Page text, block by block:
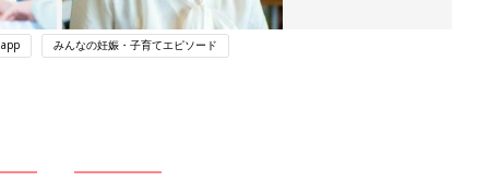
app みんなの妊娠・子育てエピソード